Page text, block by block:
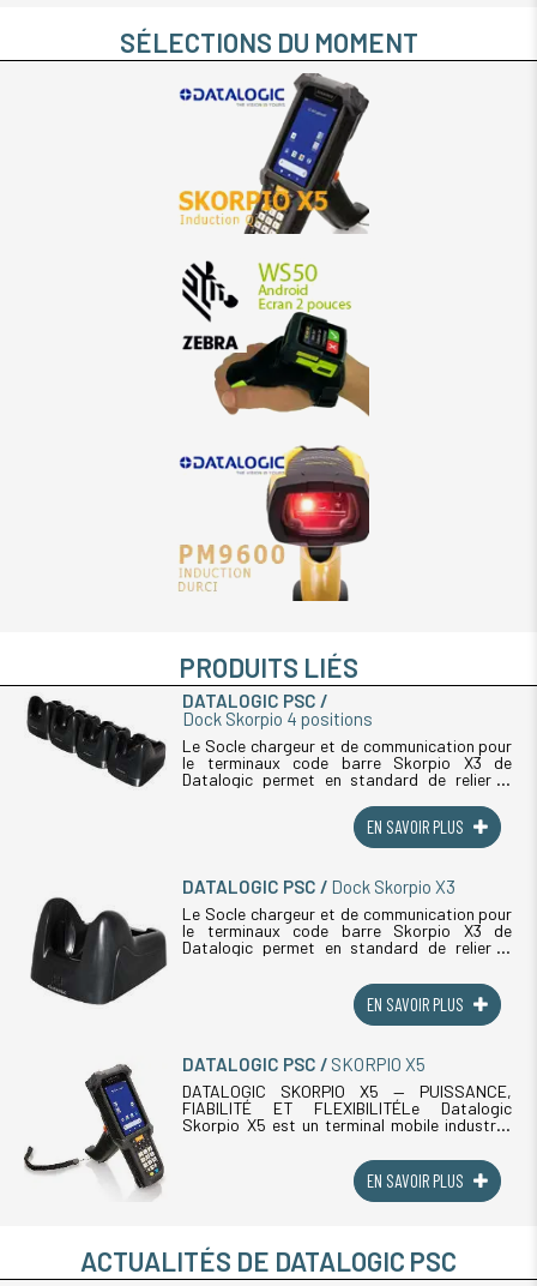
SÉLECTIONS DU MOMENT
PRODUITS LIÉS
DATALOGIC PSC
Dock Skorpio 4 positions
Le Socle chargeur et de communication pour
le terminaux code barre Skorpio X3 de
Datalogic permet en standard de relier le
socle du Skorpio X3 de Datalogic (...)
EN SAVOIR PLUS
DATALOGIC PSC Dock Skorpio X3
Le Socle chargeur et de communication pour
le terminaux code barre Skorpio X3 de
Datalogic permet en standard de relier le
socle du Skorpio X3 existe aussi (...)
EN SAVOIR PLUS
DATALOGIC PSC SKORPIO X5
DATALOGIC SKORPIO X5 — PUISSANCE,
FIABILITÉ ET FLEXIBILITÉLe Datalogic
Skorpio X5 est un terminal mobile industriel
dans les entrepôts, les points de vente et (...)
EN SAVOIR PLUS
ACTUALITÉS DE DATALOGIC PSC